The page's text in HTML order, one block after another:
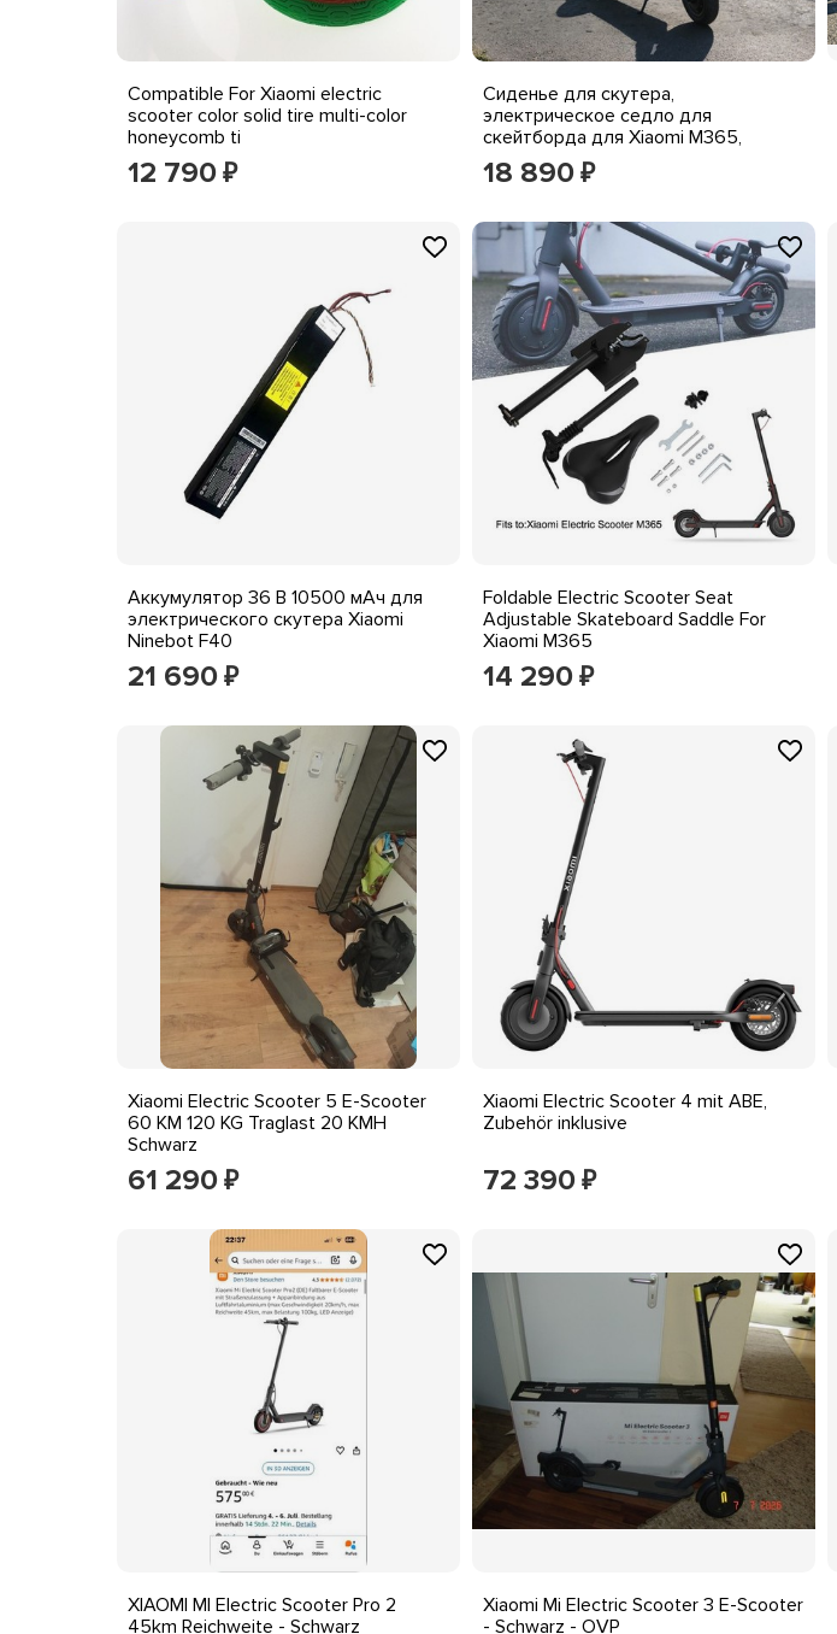
Compatible For Xiaomi electric
scooter color solid tire multi-color
honeycomb ti
12 790 ₽
Сиденье для скутера,
электрическое седло для
скейтборда для Xiaomi M365,
регулируемая высота
18 890 ₽
Аккумулятор 36 В 10500 мАч для
электрического скутера Xiaomi
Ninebot F40
21 690 ₽
Foldable Electric Scooter Seat
Adjustable Skateboard Saddle For
Xiaomi M365
14 290 ₽
Xiaomi Electric Scooter 5 E-Scooter
60 KM 120 KG Traglast 20 KMH
Schwarz
61 290 ₽
Xiaomi Electric Scooter 4 mit ABE,
Zubehör inklusive
72 390 ₽
XIAOMI MI Electric Scooter Pro 2
45km Reichweite - Schwarz
Xiaomi Mi Electric Scooter 3 E-Scooter
- Schwarz - OVP